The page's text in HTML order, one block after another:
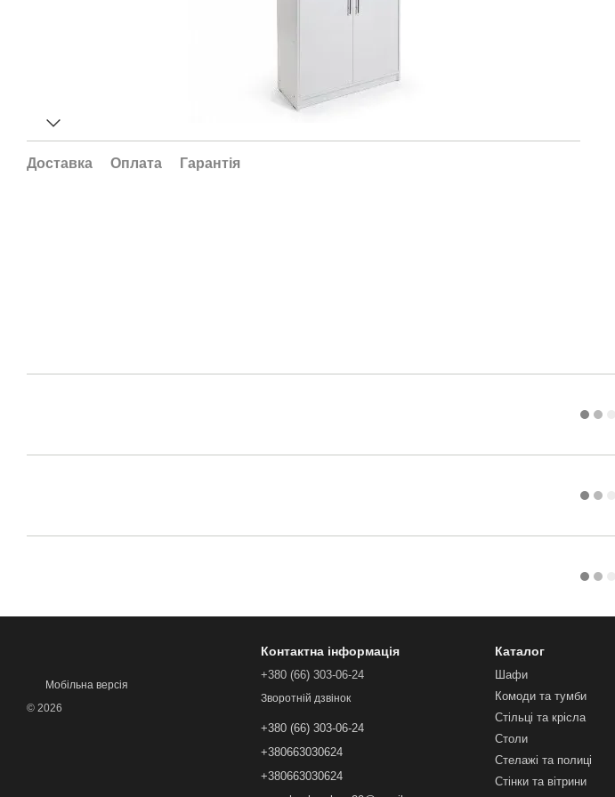
Доставка Оплата Гарантія
Мобільна версія
© 2026
Контактна інформація
+380 (66) 303-06-24
Зворотній дзвінок
+380 (66) 303-06-24
+380663030624
+380663030624
Каталог
Шафи
Комоди та тумби
Стільці та крісла
Столи
Стелажі та полиці
Стінки та вітрини